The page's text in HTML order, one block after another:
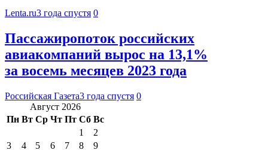
Lenta.ru3 года спустя 0
Пассажиропоток российских
авиакомпаний вырос на 13,1%
за восемь месяцев 2023 года
Российская Газета3 года спустя 0
Август 2026
Пн Вт Ср Чт Пт Сб Вс
1
2
3
4 5 6 7 8
9